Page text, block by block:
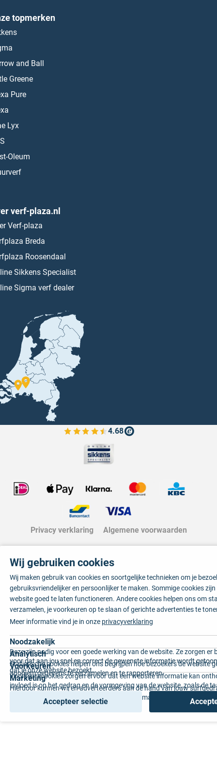
topmerken
and Ball
Greene
Pure
Lyx
Oleum
verf-plaza.nl
Verf-plaza
Breda
Roosendaal
Sikkens Specialist
Sigma verf dealer
4.68
Bekijk de verfplaza beoordelingen
Privacy verklaring Algemene voorwaarden
Wij gebruiken cookies
Wij maken gebruik van cookies en soortgelijke technieken om je
gebruiksvriendelijker en persoonlijker te maken. Sommige cookies
website goed te laten functioneren. Andere cookies helpen ons om
verzamelen, je voorkeuren op te slaan of gerichte advertenties te
Meer informatie vind je in onze privacyverklaring
Noodzakelijk
Deze zijn nodig voor een goede werking van de website. Ze zorgen er
voor dat aan jou snel en correct de gewenste informatie wordt
dat je onze website bezoekt.
Analytisch
Statistische cookies helpen ons begrijpen hoe bezoekers de website
anoniem gegevens te verzamelen en te rapporteren.
Voorkeuren
Voorkeurscookies zorgen ervoor dat een website informatie kan
invloed is op het gedrag en de vormgeving van de website, zoals de
voorkeur of de regio waar u woont.
Marketing
Hierdoor kunnen wij en adverteerders aan de hand van jouw
gepersonaliseerde online advertenties en op maat gemaakte content
Accepteer selectie